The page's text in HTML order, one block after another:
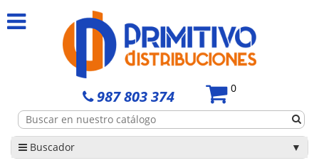
987 803 374 0
Buscador